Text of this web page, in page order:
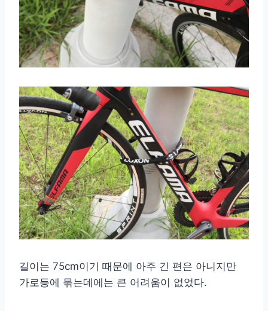
길이는 75cm이기 때문에 아주 긴 편은 아니지만
가로등에 묶는데에는 큰 어려움이 없었다.